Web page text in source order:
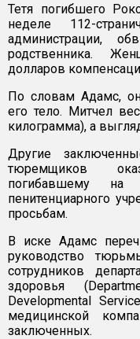
Тетя погибшего
неделе 112-
администрации,
родственника.
долларов
По словам Адамс,
его тело. Митчел
килограмма), а
Другие
тюремщиков
погибавшему на
пенитенциарного
просьбам.
В иске Адамс
руководство
сотрудников
здоровья
Developmental
медицинской
заключенных.